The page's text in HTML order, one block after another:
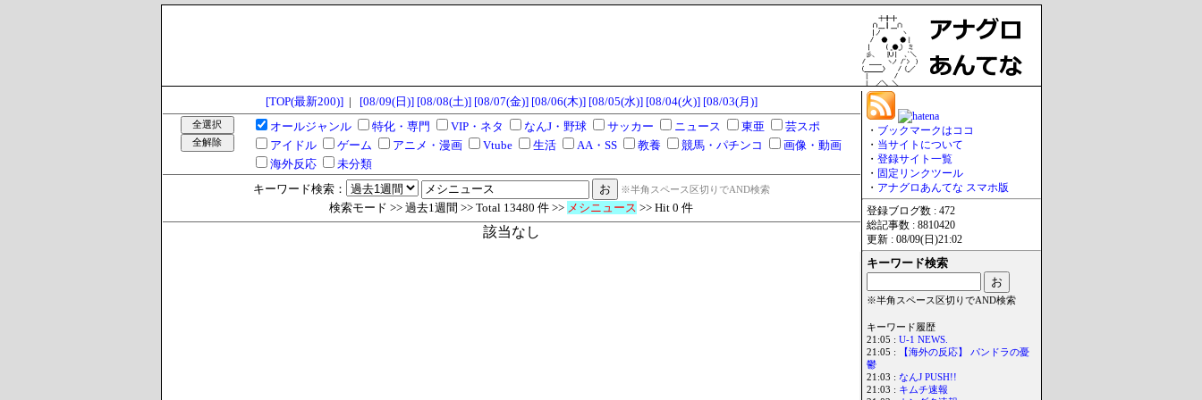
[TOP(最新200)]| [08/09(日)] [08/08(土)] [08/07(金)] [08/06(木)] [08/05(水)] [08/04(火)] [08/03(月)]
オールジャンル
特化・専門 VIP・ネタ なんJ・野球 サッカー ニュース 東亜
芸スポ
アイドル
ゲーム アニメ・漫画 Vtube 生活 AA・SS 教養 競馬・パチンコ
画像・動画
海外反応
未分類
キーワード検索：
※半角スペース区切りでAND検索
検索モード >> 過去1週間 >> Total 13480 件 >> メシニュース >> Hit 0 件
該当なし
・ ブックマークはココ
・ 当サイトについて
・ 登録サイト一覧
・ 固定リンクツール
・ アナグロあんてな スマホ版
登録ブログ数 : 472
総記事数 : 8810420
更新 : 08/09(日)21:02
キーワード検索
※半角スペース区切りでAND検索
キーワード履歴
21:05 : U-1 NEWS.
21:05 :
【海外の反応】 パンドラの憂
鬱
21:03 : なんJ PUSH!!
21:03 : キムチ速報